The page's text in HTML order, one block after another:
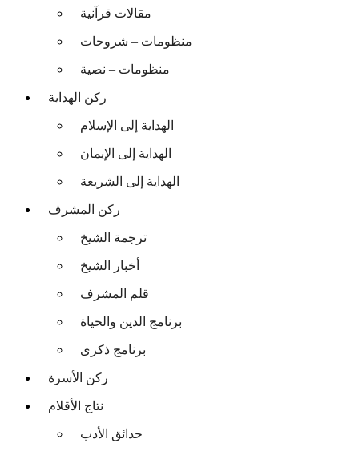
مقالات قرآنية
منظومات – شروحات
منظومات – نصية
ركن الهداية
الهداية إلى الإسلام
الهداية إلى الإيمان
الهداية إلى الشريعة
ركن المشرف
ترجمة الشيخ
أخبار الشيخ
قلم المشرف
برنامج الدين والحياة
برنامج ذكرى
ركن الأسرة
نتاج الأقلام
حدائق الأدب